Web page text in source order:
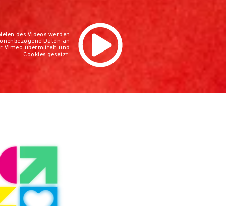
des Videos werden
Daten an
Vimeo übermittelt und
Cookies gesetzt.